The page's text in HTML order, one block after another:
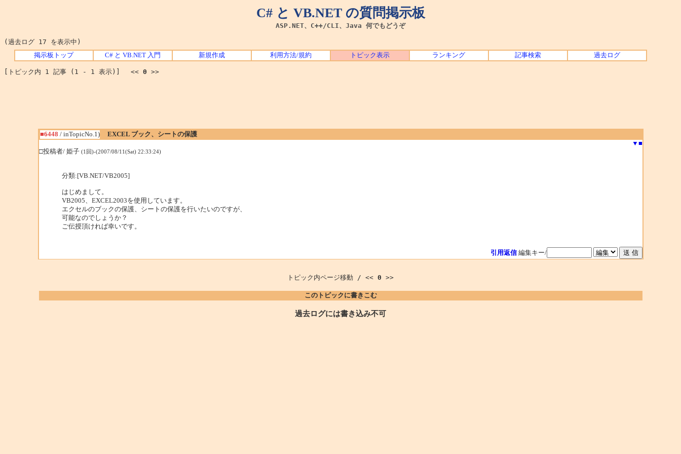
C# と VB.NET の質問掲示板
ASP.NET、C++/CLI、Java 何でもどうぞ
(過去ログ 17 を表示中)
掲示板トップ C# と VB.NET 入門 新規作成 利用方法/規約 トピック表示 ランキング 記事検索 過去ログ
[トピック内 1 記事 (1 - 1 表示)] << 0 >>
■6448 / inTopicNo.1)
EXCEL ブック、シートの保護
▼ ■
□投稿者/ 姫子 (1回)-(2007/08/11(Sat) 22:33:24)
分類:[VB.NET/VB2005]
はじめまして。
VB2005、EXCEL2003を使用しています。
エクセルのブックの保護、シートの保護を行いたいのですが、
可能なのでしょうか？
ご伝授頂ければ幸いです。
引用返信 編集キー/
トピック内ページ移動 / << 0 >>
このトピックに書きこむ
過去ログには書き込み不可